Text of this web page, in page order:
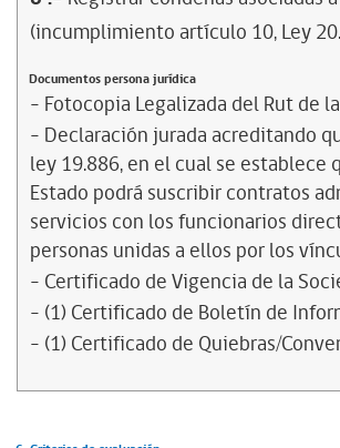
(incumplimiento artículo 10, Ley
Documentos persona jurídica
- Fotocopia Legalizada del Rut de
- Declaración jurada acreditando
ley 19.886, en el cual se
Estado podrá suscribir contratos
servicios con los funcionarios
personas unidas a ellos por los
- Certificado de Vigencia de la
- (1) Certificado de Boletín de
- (1) Certificado de Quiebras/